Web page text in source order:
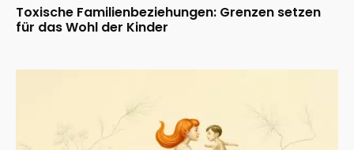
Toxische Familienbeziehungen: Grenzen setzen
für das Wohl der Kinder